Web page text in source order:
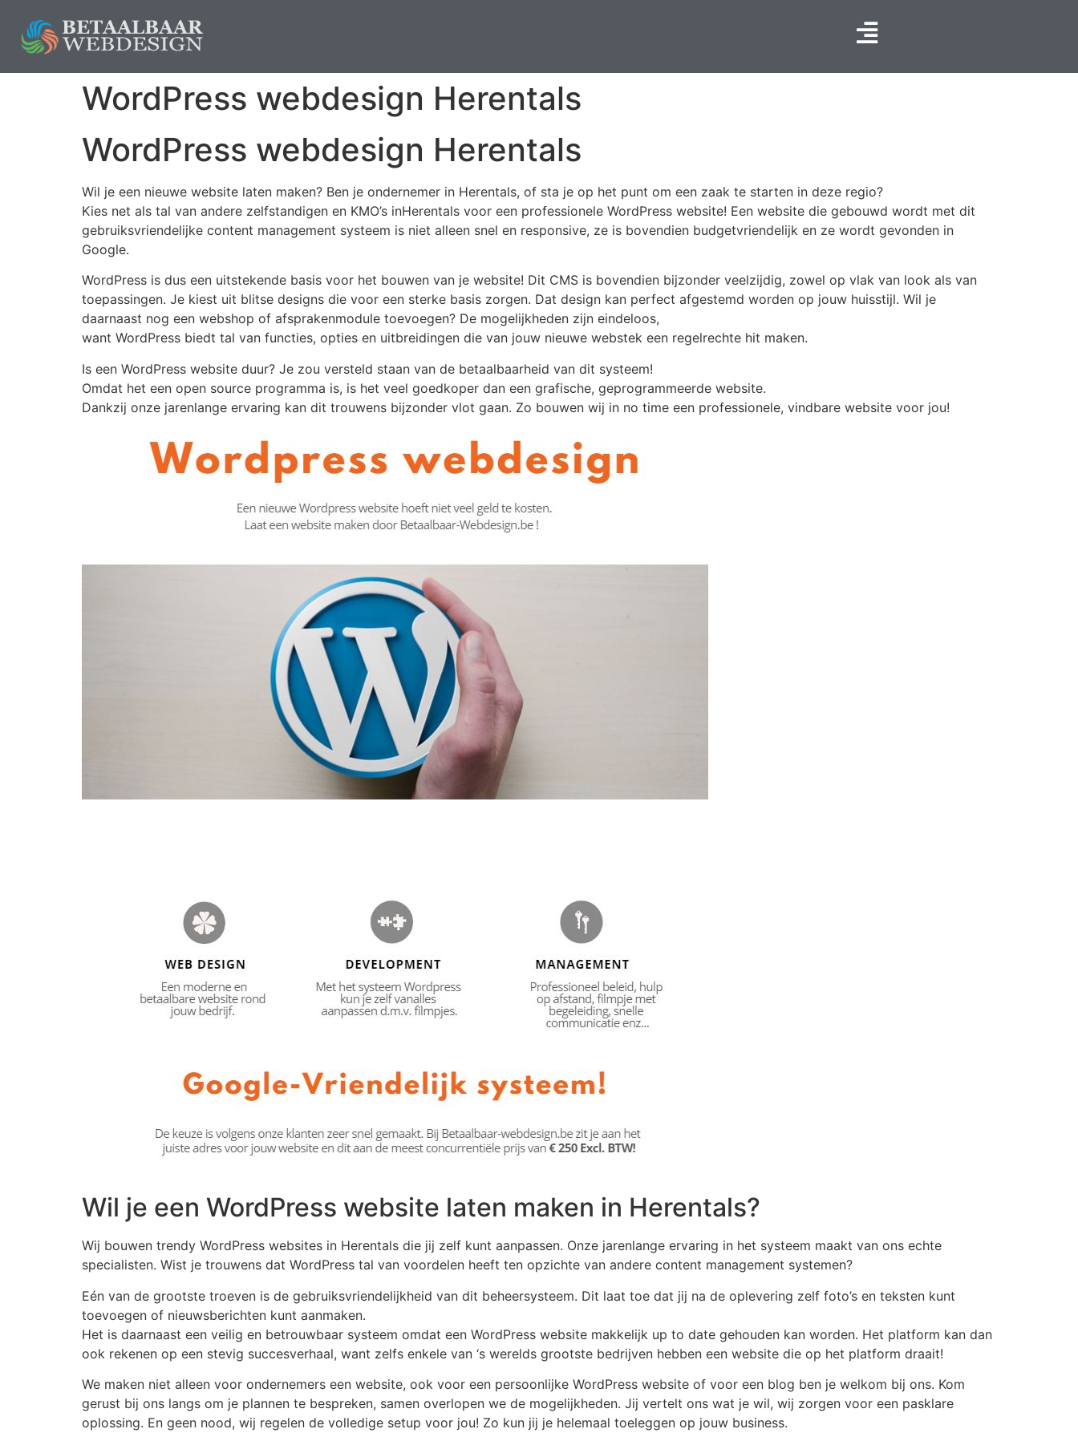
WordPress webdesign Herentals
WordPress webdesign Herentals
Wil je een nieuwe website laten maken? Ben je ondernemer in Herentals, of sta je op het punt om een zaak te starten in deze regio?
Kies net als tal van andere zelfstandigen en KMO’s inHerentals voor een professionele WordPress website! Een website die gebouwd wordt met dit
gebruiksvriendelijke content management systeem is niet alleen snel en responsive, ze is bovendien budgetvriendelijk en ze wordt gevonden in
Google.
WordPress is dus een uitstekende basis voor het bouwen van je website! Dit CMS is bovendien bijzonder veelzijdig, zowel op vlak van look als van
toepassingen. Je kiest uit blitse designs die voor een sterke basis zorgen. Dat design kan perfect afgestemd worden op jouw huisstijl. Wil je
daarnaast nog een webshop of afsprakenmodule toevoegen? De mogelijkheden zijn eindeloos,
want WordPress biedt tal van functies, opties en uitbreidingen die van jouw nieuwe webstek een regelrechte hit maken.
Is een WordPress website duur? Je zou versteld staan van de betaalbaarheid van dit systeem!
Omdat het een open source programma is, is het veel goedkoper dan een grafische, geprogrammeerde website.
Dankzij onze jarenlange ervaring kan dit trouwens bijzonder vlot gaan. Zo bouwen wij in no time een professionele, vindbare website voor jou!
Wil je een WordPress website laten maken in Herentals?
Wij bouwen trendy WordPress websites in Herentals die jij zelf kunt aanpassen. Onze jarenlange ervaring in het systeem maakt van ons echte
specialisten. Wist je trouwens dat WordPress tal van voordelen heeft ten opzichte van andere content management systemen?
Eén van de grootste troeven is de gebruiksvriendelijkheid van dit beheersysteem. Dit laat toe dat jij na de oplevering zelf foto’s en teksten kunt
toevoegen of nieuwsberichten kunt aanmaken.
Het is daarnaast een veilig en betrouwbaar systeem omdat een WordPress website makkelijk up to date gehouden kan worden. Het platform kan dan
ook rekenen op een stevig succesverhaal, want zelfs enkele van ‘s werelds grootste bedrijven hebben een website die op het platform draait!
We maken niet alleen voor ondernemers een website, ook voor een persoonlijke WordPress website of voor een blog ben je welkom bij ons. Kom
gerust bij ons langs om je plannen te bespreken, samen overlopen we de mogelijkheden. Jij vertelt ons wat je wil, wij zorgen voor een pasklare
oplossing. En geen nood, wij regelen de volledige setup voor jou! Zo kun jij je helemaal toeleggen op jouw business.